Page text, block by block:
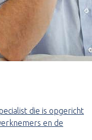
die is opgericht
en de